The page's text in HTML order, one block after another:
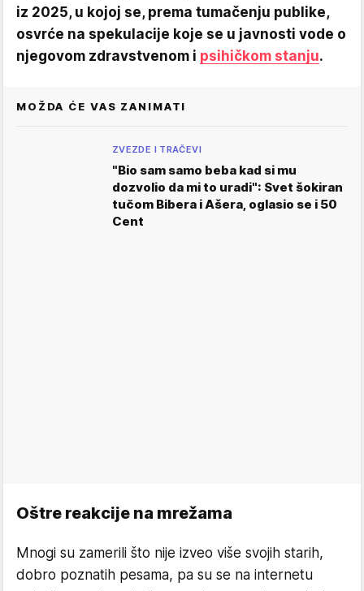
iz 2025, u kojoj se, prema tumačenju publike,
osvrće na spekulacije koje se u javnosti vode o
njegovom zdravstvenom i psihičkom stanju.
MOŽDA ĆE VAS ZANIMATI
ZVEZDE I TRAČEVI
"Bio sam samo beba kad si mu
dozvolio da mi to uradi": Svet šokiran
tučom Bibera i Ašera, oglasio se i 50
Cent
Oštre reakcije na mrežama
Mnogi su zamerili što nije izveo više svojih starih,
dobro poznatih pesama, pa su se na internetu